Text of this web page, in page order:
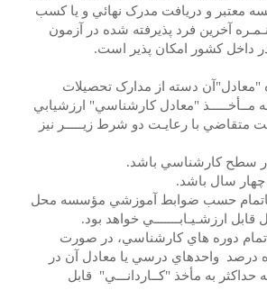
معتبر و دريافت مدرک نهائي و يا کسب
آخرين فرد پذيرفته شده در آزمون
داخل کشور امکان پذير است.
"معادل"آن دسته از مدارک تحصيلات
مــأخـــــذ "معادل کارشناسي" ارزشيابي
با رعايـت دو شرط زيـــــر نيز
سطح کارشناسي باشد.
سال باشد.
حسب ضوابط آموزشي مؤسسه محل
ارزشـيـابـــــــي خواهد بود.
ناتمام دوره هاي کارشناسي، در صورت
درصد واحدهاي درسي يا معادل آن در
به مأخذ "کــاردانـــي" قابل